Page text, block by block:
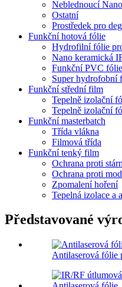
Neblednoucí
Ostatní
Prostředek pro
Funkční hotová fólie
Hydrofilní fólie
Nano keramická
Funkční PVC fólie
Super hydrofobní
Funkční střední film
Tepelně izolační
Tepelně izolační
Funkční masterbatch
Třída vlákna
Filmová třída
Funkční tenký film
Ochrana proti
Ochrana proti
Zpomalení hoření
Tepelná izolace a
Představované
Antilaserová fólie